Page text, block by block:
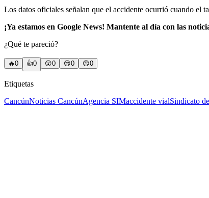
Los datos oficiales señalan que el accidente ocurrió cuando el
¡Ya estamos en Google News! Mantente al día con las
¿Qué te pareció?
🔥0 👍0 😲0 😢0 😠0
Etiquetas
CancúnNoticias CancúnAgencia SIMaccidente vialSindicato